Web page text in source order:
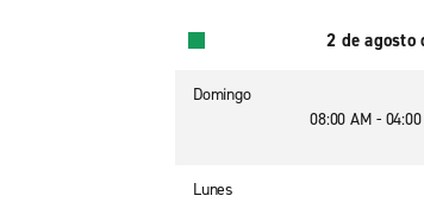
2 de agosto
Domingo
08:00 AM -
Lunes